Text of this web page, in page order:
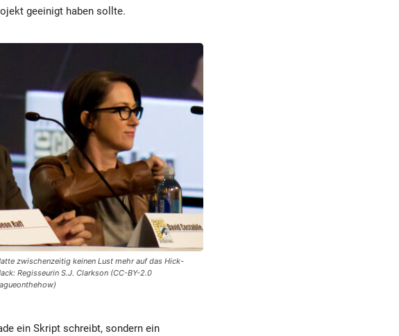
geeinigt haben sollte.
zwischenzeitig keinen Lust mehr auf das Hick-
Regisseurin S.J. Clarkson (CC-BY-2.0
ein Skript schreibt, sondern ein